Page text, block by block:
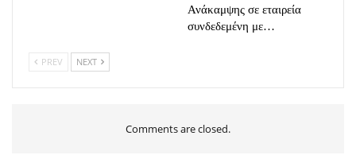
Ανάκαμψης σε εταιρεία
συνδεδεμένη με…
PREV NEXT
Comments are closed.